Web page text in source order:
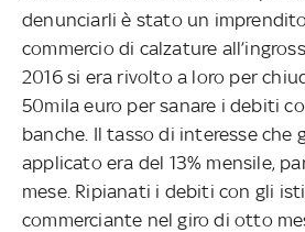
denunciarli è stato un
commercio di calzature
2016 si era rivolto a loro per
50mila euro per sanare i debiti
banche. Il tasso di interesse che
applicato era del 13% mensile,
mese. Ripianati i debiti con gli
commerciante nel giro di otto